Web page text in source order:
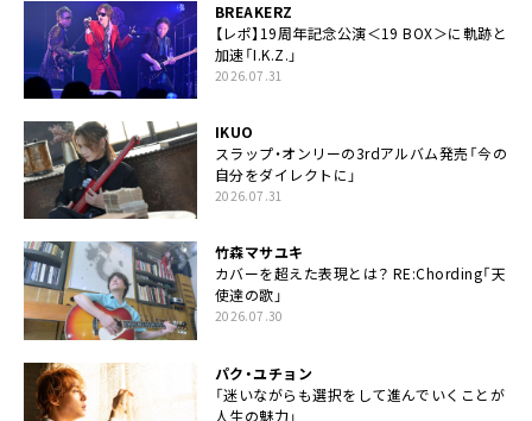
BREAKERZ
【レポ】19周年記念公演＜19 BOX＞に軌跡と
加速「I.K.Z.」
2026.07.31
IKUO
スラップ・オンリーの3rdアルバム発売「今の
自分をダイレクトに」
2026.07.31
竹森マサユキ
カバーを超えた表現とは？ RE:Chording「天
使達の歌」
2026.07.30
パク・ユチョン
「迷いながらも選択をして進んでいくことが
人生の魅力」